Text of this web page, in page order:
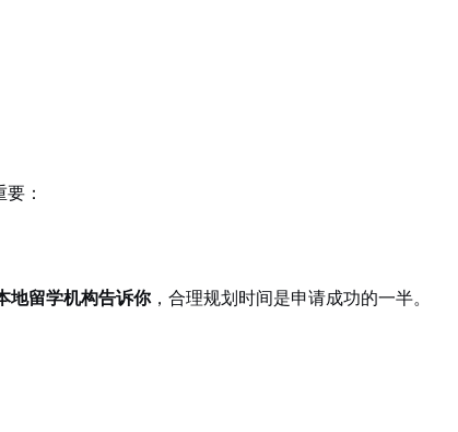
：
地留学机构告诉你，合理规划时间是申请成功的一半。